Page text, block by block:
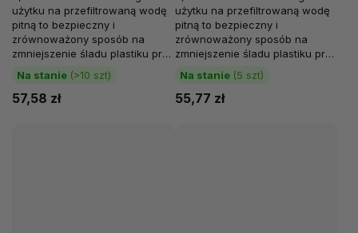
Na stanie (>10 szt)
57,58 zł
użytku na przefiltrowaną wodę
pitną to bezpieczny i
zrównoważony sposób na
zmniejszenie śladu plastiku przy
jednoczesnym zachowaniu
nawodnienia przez...
Na stanie (5 szt)
55,77 zł
użytku na przefiltrowaną wodę
pitną to bezpieczny i
zrównoważony sposób na
zmniejszenie śladu plastiku przy
jednoczesnym zachowaniu
nawodnienia przez...